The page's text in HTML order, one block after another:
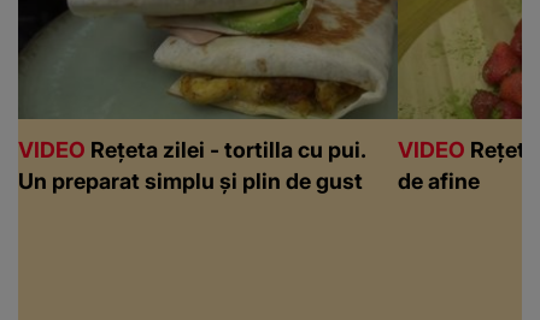
VIDEO Rețeta zilei - tortilla cu pui.
Un preparat simplu și plin de gust
VIDEO
de afine